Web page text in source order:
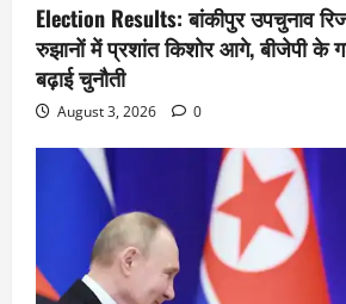
Election Results: बांकीपुर उपचुनाव
रुझानों में प्रशांत किशोर आगे, बीजेपी
बढ़ाई चुनौती
August 3, 2026 0